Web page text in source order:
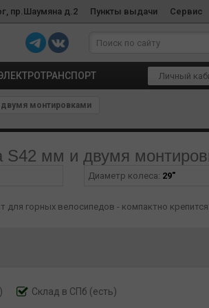
пр.Шаумяна д.2 Пункты выдачи Сервис
Личный
двумя монтировками
S42 мм и двумя
Диаметр колеса: 29"
для горных велосипедов - компактно
Склад в СПб (есть)